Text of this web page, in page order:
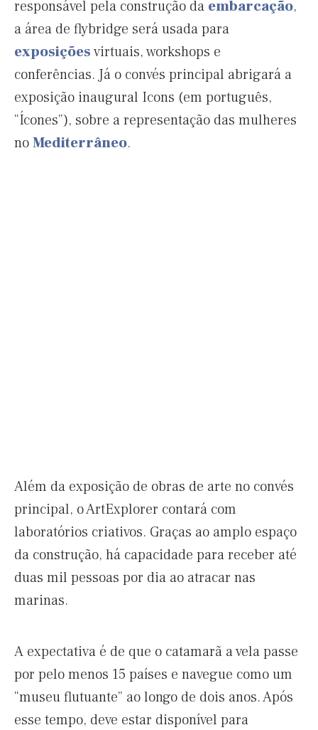
responsável pela construção da embarcação,
a área de flybridge será usada para
exposiçõesvirtuais, workshops e
conferências. Já o convés principal abrigará a
exposição inaugural Icons (em português,
“Ícones”), sobre a representação das mulheres
noMediterrâneo.
Além da exposição de obras de arte no convés
principal, o ArtExplorer contará com
laboratórios criativos. Graças ao amplo espaço
da construção, há capacidade para receber até
duas mil pessoas por dia ao atracar nas
marinas.
A expectativa é de que o catamarã a vela passe
por pelo menos 15 países e navegue como um
“museu flutuante” ao longo de dois anos. Após
esse tempo, deve estar disponível para